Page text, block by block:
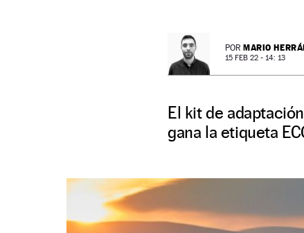
POR MARIO
15 FEB 22 - 14: 13
El kit de
gana la etiqueta